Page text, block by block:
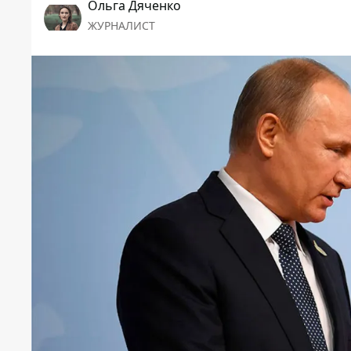
Ольга Дяченко
ЖУРНАЛИСТ